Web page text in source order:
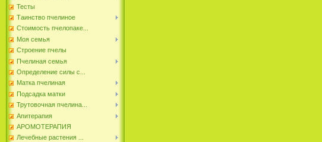
Тесты
Таинство пчелиное
Стоимость пчелопаке...
Моя семья
Строение пчелы
Пчелиная семья
Определение силы с...
Матка пчелиная
Подсадка матки
Трутовочная пчелина...
Апитерапия
АРОМОТЕРАПИЯ
Лечебные растения ...